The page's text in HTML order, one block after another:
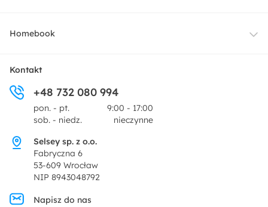
Dekoracje i akcesoria
Promocje
Dostawa
Zwroty
Pytania i odpowiedzi
Homebook
O nas
Centrum prasowe
Regulamin
Polityka prywatności
Kontakt
+48 732 080 994
pon. - pt.
9:00 - 17:00
sob. - niedz.
nieczynne
Selsey sp. z o.o.
Fabryczna 6
53-609 Wrocław
NIP 8943048792
Napisz do nas